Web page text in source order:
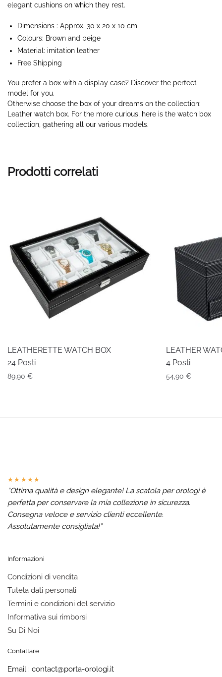
elegant cushions on which they rest.
Dimensions : Approx. 30 x 20 x 10 cm
Colours: Brown and beige
Material: imitation leather
Free Shipping
You prefer a box with a display case? Discover the perfect
model for you.
Otherwise choose the box of your dreams on the collection:
Leather watch box. For the more curious, here is the watch box
collection, gathering all our various models.
Prodotti correlati
LEATHERETTE WATCH BOX
24 Posti
89,90 €
LEATHER
4 Posti
54,90 €
★★★★★
“Ottima qualità e design elegante! La scatola per orologi è
perfetta per conservare la mia collezione in sicurezza.
Consegna veloce e servizio clienti eccellente.
Assolutamente consigliata!”
Informazioni
Condizioni di vendita
Tutela dati personali
Termini e condizioni del servizio
Informativa sui rimborsi
Su Di Noi
Contattare
Email : contact@porta-orologi.it